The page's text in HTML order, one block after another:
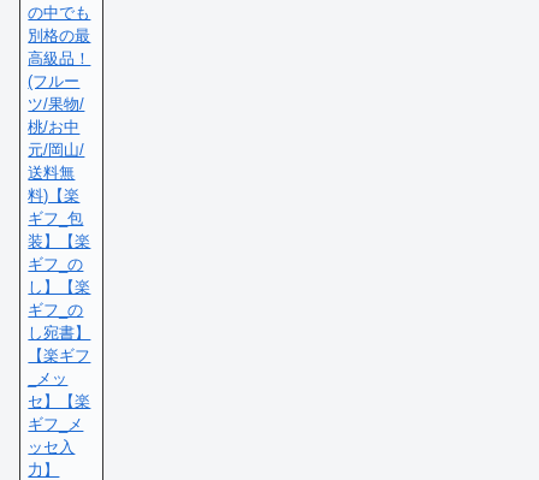
の中でも
別格の最
高級品！
(フルー
ツ/果物/
桃/お中
元/岡山/
送料無
料)【楽
ギフ_包
装】【楽
ギフ_の
し】【楽
ギフ_の
し宛書】
【楽ギフ
_メッ
セ】【楽
ギフ_メ
ッセ入
力】